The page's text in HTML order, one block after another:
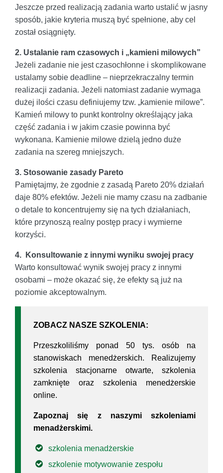
Jeszcze przed realizacją zadania warto ustalić w jasny
sposób, jakie kryteria muszą być spełnione, aby cel
został osiągnięty.
2. Ustalanie ram czasowych i „kamieni milowych”
Jeżeli zadanie nie jest czasochłonne i skomplikowane
ustalamy sobie deadline – nieprzekraczalny termin
realizacji zadania. Jeżeli natomiast zadanie wymaga
dużej ilości czasu definiujemy tzw. „kamienie milowe”.
Kamień milowy to punkt kontrolny określający jaka
część zadania i w jakim czasie powinna być
wykonana. Kamienie milowe dzielą jedno duże
zadania na szereg mniejszych.
3. Stosowanie zasady Pareto
Pamiętajmy, że zgodnie z zasadą Pareto 20% działań
daje 80% efektów. Jeżeli nie mamy czasu na zadbanie
o detale to koncentrujemy się na tych działaniach,
które przynoszą realny postęp pracy i wymierne
korzyści.
4. Konsultowanie z innymi wyniku swojej pracy
Warto konsultować wynik swojej pracy z innymi
osobami – może okazać się, że efekty są już na
poziomie akceptowalnym.
ZOBACZ NASZE SZKOLENIA:
Przeszkoliliśmy ponad 50 tys. osób na
stanowiskach menedżerskich. Realizujemy
szkolenia stacjonarne otwarte, szkolenia
zamknięte oraz szkolenia menedżerskie
online.
Zapoznaj się z naszymi szkoleniami
menadżerskimi.
szkolenia menadżerskie
szkolenie motywowanie zespołu